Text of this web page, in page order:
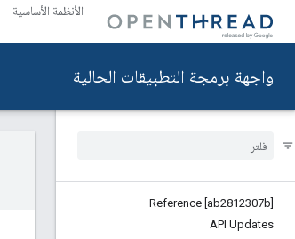
الأنظمة الأساسية
واجهة برمجة التطبيقات الحالية
Reference [ab2812307b]
API Updates